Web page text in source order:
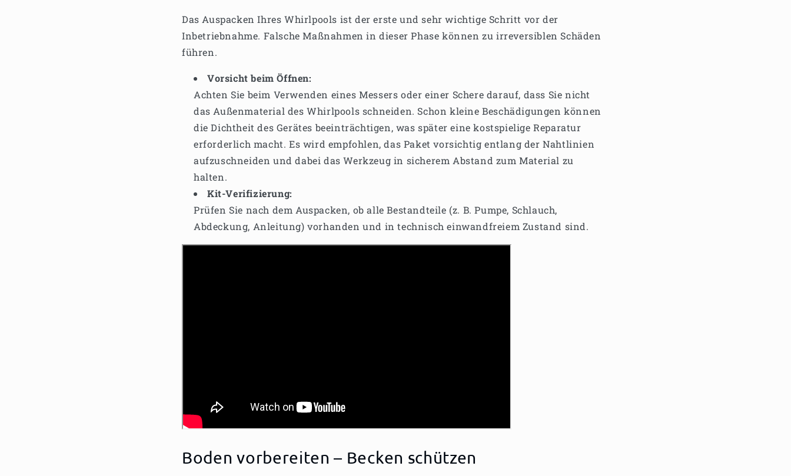
Das Auspacken Ihres Whirlpools ist der erste und sehr wichtige Schritt vor der
Inbetriebnahme. Falsche Maßnahmen in dieser Phase können zu irreversiblen Schäden
führen.
Vorsicht beim Öffnen:
Achten Sie beim Verwenden eines Messers oder einer Schere darauf, dass Sie nicht
das Außenmaterial des Whirlpools schneiden. Schon kleine Beschädigungen können
die Dichtheit des Gerätes beeinträchtigen, was später eine kostspielige Reparatur
erforderlich macht. Es wird empfohlen, das Paket vorsichtig entlang der Nahtlinien
aufzuschneiden und dabei das Werkzeug in sicherem Abstand zum Material zu
halten.
Kit-Verifizierung:
Prüfen Sie nach dem Auspacken, ob alle Bestandteile (z. B. Pumpe, Schlauch,
Abdeckung, Anleitung) vorhanden und in technisch einwandfreiem Zustand sind.
Boden vorbereiten – Becken schützen